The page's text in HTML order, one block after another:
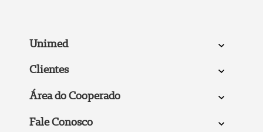
Unimed
Clientes
Área do Cooperado
Fale Conosco